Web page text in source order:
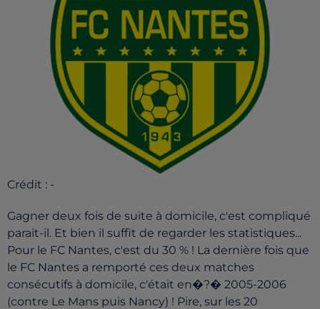
Crédit : -
Gagner deux fois de suite à domicile, c'est compliqué
parait-il. Et bien il suffit de regarder les statistiques...
Pour le FC Nantes, c'est du 30 % ! La dernière fois que
le FC Nantes a remporté ces deux matches
consécutifs à domicile, c'était en�?� 2005-2006
(contre Le Mans puis Nancy) ! Pire, sur les 20